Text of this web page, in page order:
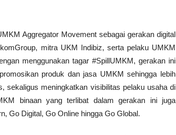
Aggregator Movement sebagai gerakan digital
mitra UKM Indibiz, serta pelaku UMKM
menggunakan tagar #SpillUMKM, gerakan ini
produk dan jasa UMKM sehingga lebih
sekaligus meningkatkan visibilitas pelaku usaha di
binaan yang terlibat dalam gerakan ini juga
Go Digital, Go Online hingga Go Global.